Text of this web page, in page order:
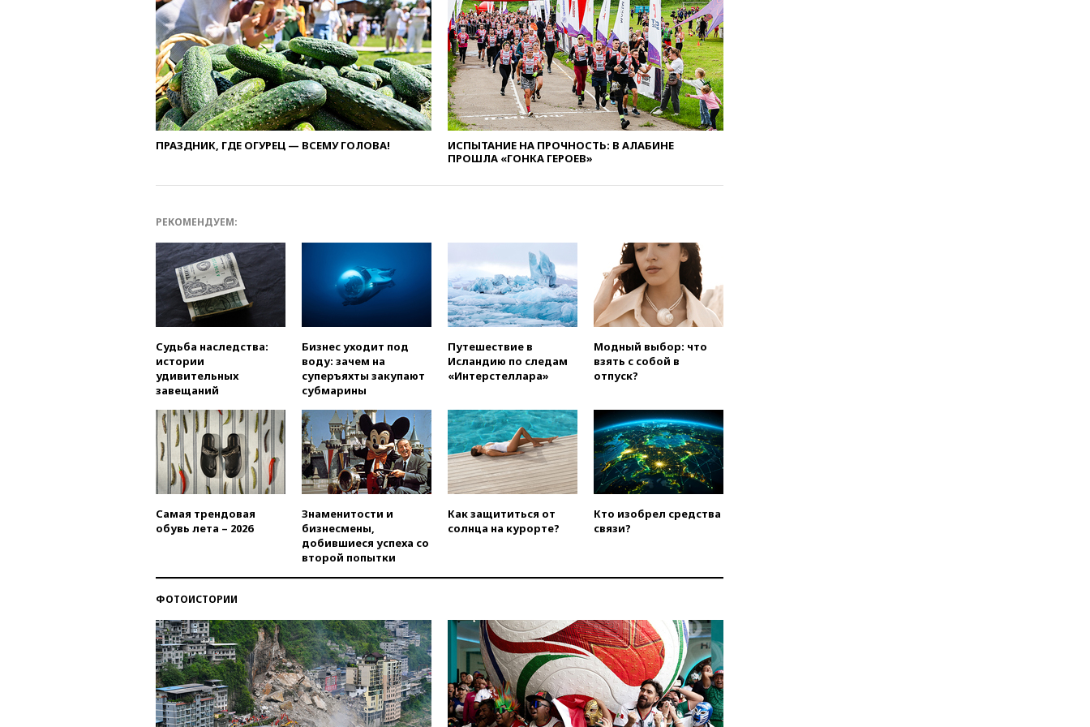
вчера, 22:00 Путин поручил
выделить средства на новые
РЛС для Белгородской
области
вчера, 21:56The Atlantic: Маск
отказал Украине в
использовании Starlink для
вчера, 21:35
уголовное дело
официальный отказ в визах от
вчера, 21:15Пентагон
опубликовал 16 новых видео с
НЛО
На границе
Украины с Польшей скопилось
свыше 6,5 тысячи грузовиков
«Интервидение» точно
пройдет в 2026 году
вчера, 20:45ПВО за день
сбила еще 75 украинских
беспилотников над Россией
погиб при атаке FPV-дрона в
Белгородской области
вчера, 20:20Суд США
постановил остановить
строительство бального зала в
Белом доме
вчера, 20:15 Сенат США
одобрил ужесточение
санкций против России и
ПРАЗДНИК, ГДЕ ОГУРЕЦ — ВСЕМУ ГОЛОВА!
ИСПЫТАНИЕ НА ПРОЧНОСТЬ: В АЛАБИНЕ
ПРОШЛА «ГОНКА ГЕРОЕВ»
РЕКОМЕНДУЕМ:
Судьба наследства:
истории
удивительных
завещаний
Бизнес уходит под
воду: зачем на
суперъяхты закупают
субмарины
Путешествие в
Исландию по следам
«Интерстеллара»
Модный выбор: что
взять с собой в
отпуск?
Самая трендовая
обувь лета – 2026
Знаменитости и
бизнесмены,
добившиеся успеха со
второй попытки
Как защититься от
солнца на курорте?
Кто изобрел средства
связи?
ФОТОИСТОРИИ